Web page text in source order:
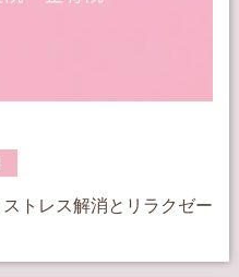
トレス解消とリラクゼー